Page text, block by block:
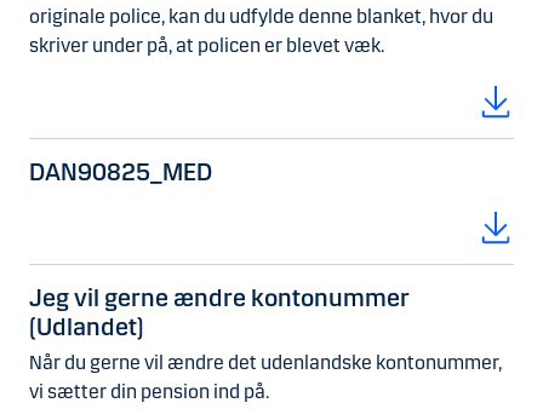
originale police, kan du udfylde denne blanket, hvor du
skriver under på, at policen er blevet væk.
DAN90825_MED
Jeg vil gerne ændre kontonummer
(Udlandet)
Når du gerne vil ændre det udenlandske kontonummer,
vi sætter din pension ind på.